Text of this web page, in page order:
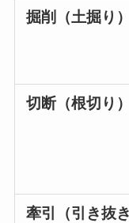
掘削（土掘り）
切断（根切り）
牽引（引き抜き